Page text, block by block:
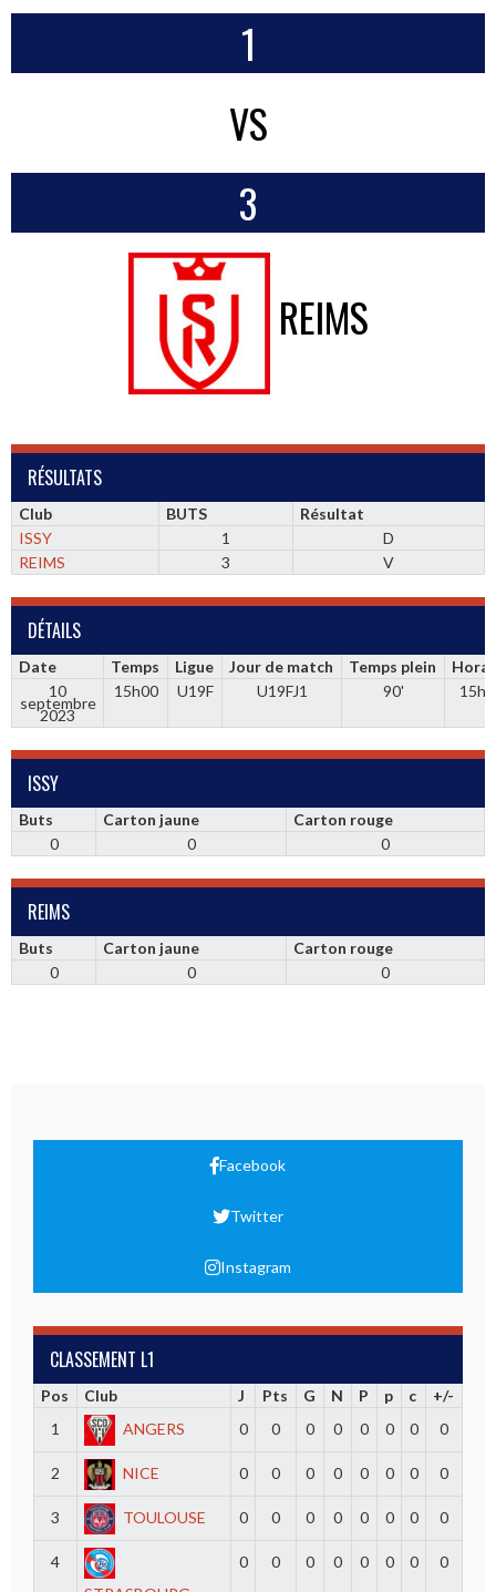
1
VS
3
REIMS
RÉSULTATS
Club BUTS
Résultat
ISSY
1
D
REIMS
3 V
DÉTAILS
Date Temps Ligue Jour de match Temps plein
10
septembre
2023
15h00 U19F U19FJ1 90'
ISSY
Buts Carton jaune
Carton rouge
0
0 0
REIMS
Buts Carton jaune
Carton rouge
0
0 0
Facebook
Twitter
Instagram
CLASSEMENT L1
Pos Club J Pts G N P p c
+/-
1
ANGERS 0 0 0 0 0 0 0 0
2 NICE 0 0 0 0 0 0 0 0
3 TOULOUSE 0 0 0 0 0 0 0 0
4
0 0 0 0 0 0 0 0